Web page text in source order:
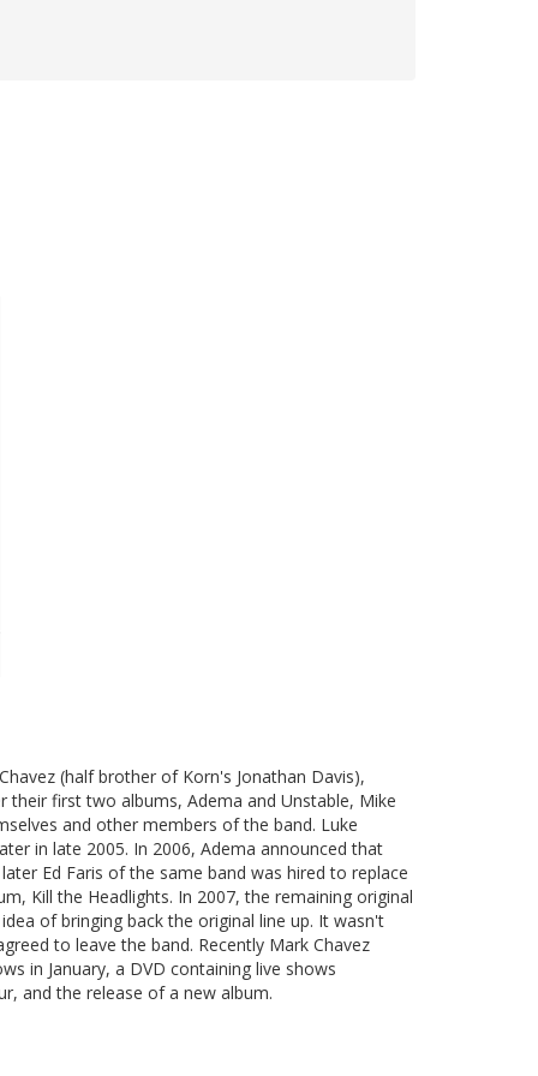
(half brother of Korn's Jonathan Davis),
their first two albums, Adema and Unstable, Mike
and other members of the band. Luke
in late 2005. In 2006, Adema announced that
Ed Faris of the same band was hired to replace
Kill the Headlights. In 2007, the remaining original
of bringing back the original line up. It wasn't
to leave the band. Recently Mark Chavez
in January, a DVD containing live shows
and the release of a new album.